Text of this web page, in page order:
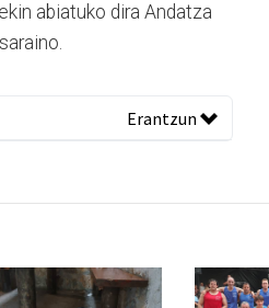
abiatuko dira Andatza
Erantzun